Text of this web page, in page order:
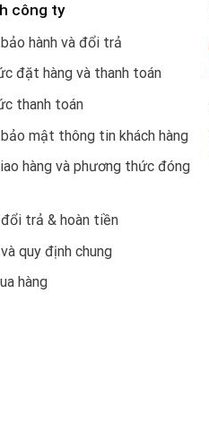
công ty
hành và đổi trả
đặt hàng và thanh toán
thanh toán
mật thông tin khách hàng
hàng và phương thức đóng
đổi trả & hoàn tiền
quy định chung
hàng